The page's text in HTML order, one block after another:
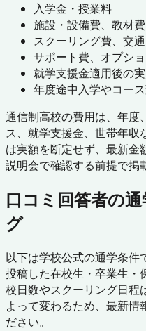
入学金・授業料
施設・設備費、教材費
スクーリング費、交
サポート費、オプシ
就学支援金適用後の
年度途中入学やコー
通信制高校の費用は、年度
ス、就学支援金、世帯年収
は実額を断定せず、最新金
説明会で確認する前提で掲
口コミ回答者の
グ
以下は学校公式の通学条件
投稿した在校生・卒業生・
校日数やスクーリング日程
よって変わるため、最新情
ださい。